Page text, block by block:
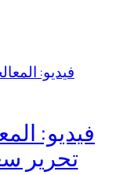
فيديو:
تحرير